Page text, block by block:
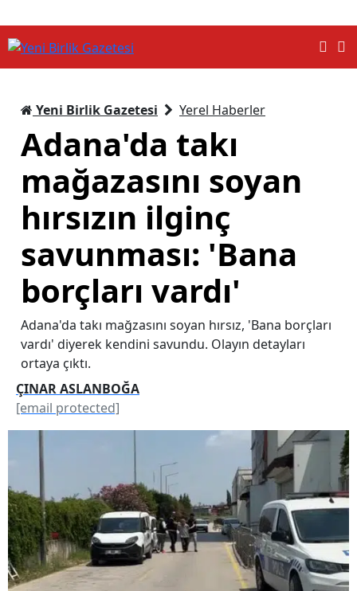
Yeni Birlik Gazetesi Yerel Haberler
Adana'da takı
mağazasını soyan
hırsızın ilginç
savunması: 'Bana
borçları vardı'
Adana'da takı mağzasını soyan hırsız, 'Bana borçları
vardı' diyerek kendini savundu. Olayın detayları
ortaya çıktı.
ÇINAR ASLANBOĞA
[email protected]